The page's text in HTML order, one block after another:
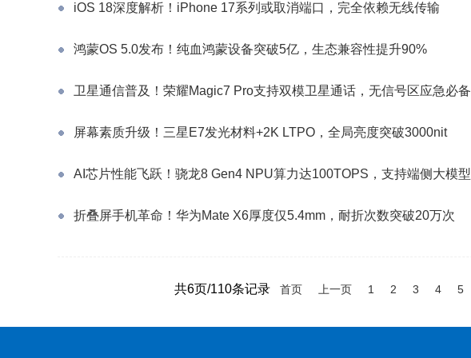
iOS 18深度解析！iPhone 17系列或取消端口，完全依赖无线传输
鸿蒙OS 5.0发布！纯血鸿蒙设备突破5亿，生态兼容性提升90%
卫星通信普及！荣耀Magic7 Pro支持双模卫星通话，无信号区应急必备
屏幕素质升级！三星E7发光材料+2K LTPO，全局亮度突破3000nit
AI芯片性能飞跃！骁龙8 Gen4 NPU算力达100TOPS，支持端侧大模型
折叠屏手机革命！华为Mate X6厚度仅5.4mm，耐折次数突破20万次
共6页/110条记录 首页 上一页 1 2 3 4 5